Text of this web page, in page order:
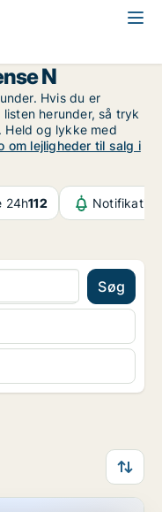
N
Hvis du er
herunder, så tryk
Held og lykke med
om lejligheder til salg i
24h112
Søg